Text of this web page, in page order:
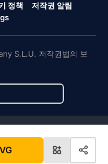
정책
저작권 알림
S.L.U. 저작권법의 보